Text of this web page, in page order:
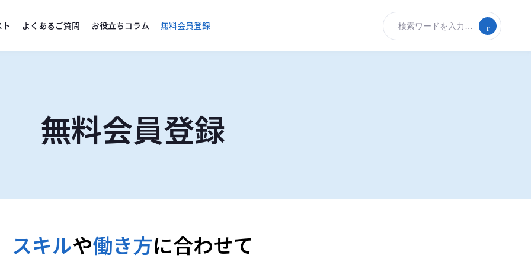
よくあるご質問 お役立ちコラム 無料会員登録 検索ワードを入力…
無料会員登録
スキルや働き方に合わせて